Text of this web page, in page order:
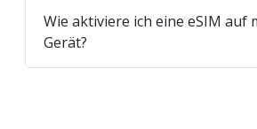
Wie aktiviere ich eine eSIM auf
Gerät?